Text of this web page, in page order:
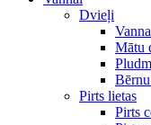
Dvieļi
Mātu
Pirts lietas
Pirts